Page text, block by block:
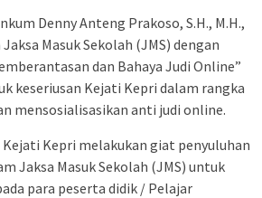
Denny Anteng Prakoso, S.H., M.H.,
Masuk Sekolah (JMS) dengan
dan Bahaya Judi Online”
keseriusan Kejati Kepri dalam rangka
mensosialisasikan anti judi online.
Kepri melakukan giat penyuluhan
Jaksa Masuk Sekolah (JMS) untuk
para peserta didik / Pelajar